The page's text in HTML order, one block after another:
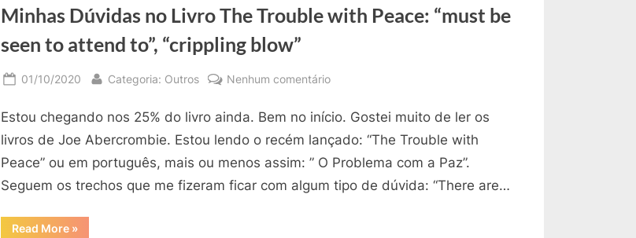
parte
03”
Minhas Dúvidas no Livro The Trouble with Peace: “must be
seen to attend to”, “crippling blow”
Posted
01/10/2020 By
Categoria: Outros Nenhum comentárioem
Dúvidas
no
Livro
Trouble
Estou chegando nos 25% do livro ainda. Bem no início. Gostei muito de ler os
livros de Joe Abercrombie. Estou lendo o recém lançado: “The Trouble with
Peace” ou em português, mais ou menos assim: ” O Problema com a Paz”.
Seguem os trechos que me fizeram ficar com algum tipo de dúvida: “There are…
Read More“Minhas
»